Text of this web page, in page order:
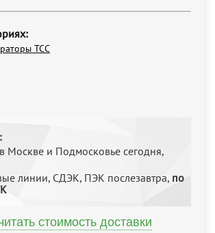
ТСС
Москве и Подмосковье сегодня,
линии, СДЭК, ПЭК послезавтра, по
стоимость доставки